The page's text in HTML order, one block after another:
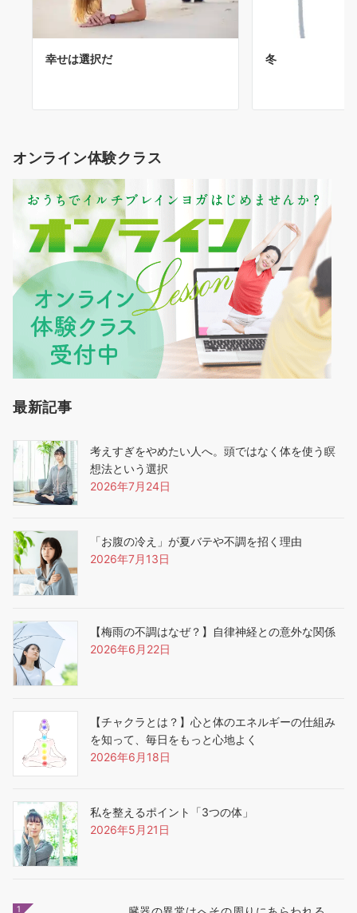
幸せは選択だ 冬
オンライン体験クラス
最新記事
考えすぎをやめたい人へ。頭ではなく体を使う瞑
想法という選択
2026年7月24日
「お腹の冷え」が夏バテや不調を招く理由
2026年7月13日
【梅雨の不調はなぜ？】自律神経との意外な関係
2026年6月22日
【チャクラとは？】心と体のエネルギーの仕組み
を知って、毎日をもっと心地よく
2026年6月18日
私を整えるポイント「3つの体」
2026年5月21日
1